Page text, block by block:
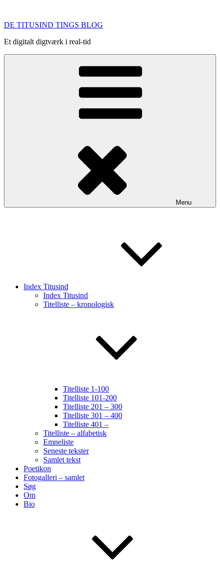
indhold
DE TITUSIND TINGS BLOG
Et digitalt digtværk i real-tid
Menu
Index Titusind
Index Titusind
Titelliste – kronologisk
Titelliste 1-100
Titelliste 101-200
Titelliste 201 – 300
Titelliste 301 – 400
Titelliste 401 –
Titelliste – alfabetisk
Emneliste
Seneste tekster
Samlet tekst
Poetikon
Fotogalleri – samlet
Søg
Om
Bio